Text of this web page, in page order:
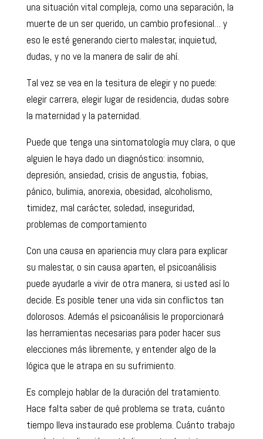
una situación vital compleja, como una separación, la
muerte de un ser querido, un cambio profesional… y
eso le esté generando cierto malestar, inquietud,
dudas, y no ve la manera de salir de ahí.
Tal vez se vea en la tesitura de elegir y no puede:
elegir carrera, elegir lugar de residencia, dudas sobre
la maternidad y la paternidad.
Puede que tenga una sintomatología muy clara, o que
alguien le haya dado un diagnóstico: insomnio,
depresión, ansiedad, crisis de angustia, fobias,
pánico, bulimia, anorexia, obesidad, alcoholismo,
timidez, mal carácter, soledad, inseguridad,
problemas de comportamiento
Con una causa en apariencia muy clara para explicar
su malestar, o sin causa aparten, el psicoanálisis
puede ayudarle a vivir de otra manera, si usted así lo
decide. Es posible tener una vida sin conflictos tan
dolorosos. Además el psicoanálisis le proporcionará
las herramientas necesarias para poder hacer sus
elecciones más libremente, y entender algo de la
lógica que le atrapa en su sufrimiento.
Es complejo hablar de la duración del tratamiento.
Hace falta saber de qué problema se trata, cuánto
tiempo lleva instaurado ese problema. Cuánto trabajo